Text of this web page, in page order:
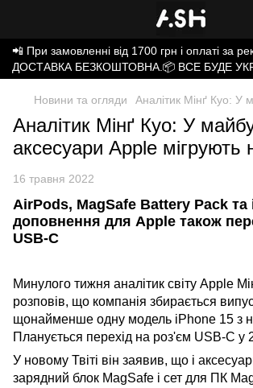
📲 При замовленні від 1700 грн і оплаті за
ДОСТАВКА БЕЗКОШТОВНА.📦 ВСЕ БУДЕ
Новини та огляди Аналітик Мінґ Куо: У
Аналітик Мінґ Куо: У
аксесуари Apple мігрують
16 травня 2022
AirPods, MagSafe Battery Pack та
доповнення для Apple також
USB-C
Минулого тижня аналітик світу Apple
розповів, що компанія збирається
щонайменше одну модель iPhone 15 з
Планується перехід на роз'єм USB-C у
У новому Твіті він заявив, що і
зарядний блок MagSafe і сет для ПК